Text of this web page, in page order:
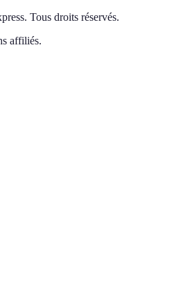
. Tous droits réservés.
affiliés.